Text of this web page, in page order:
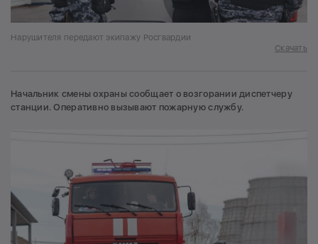
Нарушителя передают экипажу Росгвардии
Скачать
Начальник смены охраны сообщает о возгорании диспетчеру
станции. Оперативно вызывают пожарную службу.